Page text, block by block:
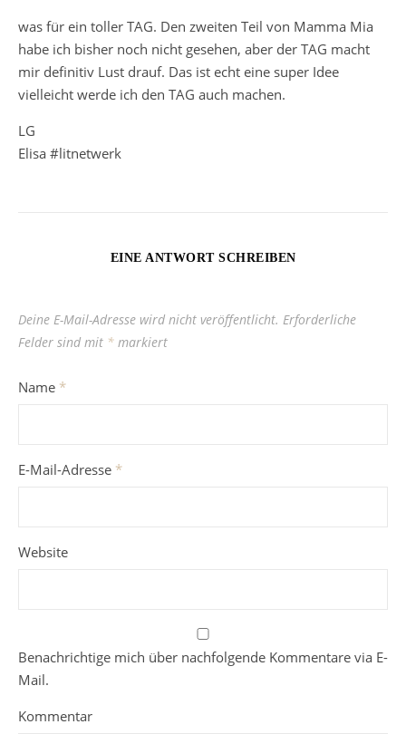
was für ein toller TAG. Den zweiten Teil von Mamma Mia
habe ich bisher noch nicht gesehen, aber der TAG macht
mir definitiv Lust drauf. Das ist echt eine super Idee
vielleicht werde ich den TAG auch machen.
LG
Elisa #litnetwerk
EINE ANTWORT SCHREIBEN
Deine E-Mail-Adresse wird nicht veröffentlicht. Erforderliche
Felder sind mit * markiert
Name *
E-Mail-Adresse *
Website
Benachrichtige mich über nachfolgende Kommentare via E-
Mail.
Kommentar